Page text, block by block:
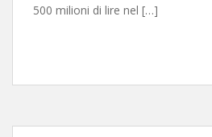
500 milioni di lire nel […]